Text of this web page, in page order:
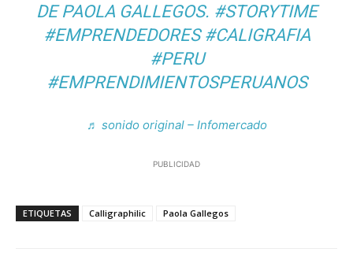
DE PAOLA GALLEGOS. #STORYTIME
#EMPRENDEDORES #CALIGRAFIA
#PERU
#EMPRENDIMIENTOSPERUANOS
♬ sonido original – Infomercado
PUBLICIDAD
ETIQUETAS Calligraphilic Paola Gallegos